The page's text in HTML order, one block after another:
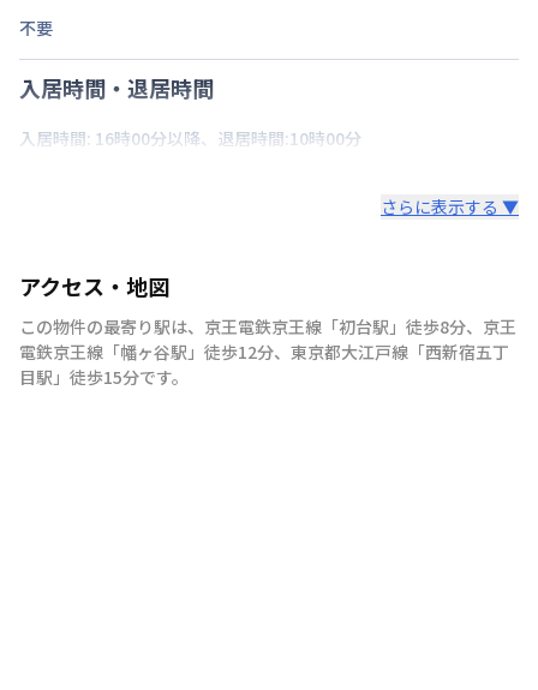
不要
入居時間・退居時間
入居時間: 16時00分以降、退居時間:10時00分
さらに表示する ▼
アクセス・地図
この物件の最寄り駅は、 京王電鉄京王線 「初台駅 」 徒歩8分、 京王
電鉄京王線 「幡ヶ谷駅 」 徒歩12分、 東京都大江戸線 「西新宿五丁
目駅 」 徒歩15分です。